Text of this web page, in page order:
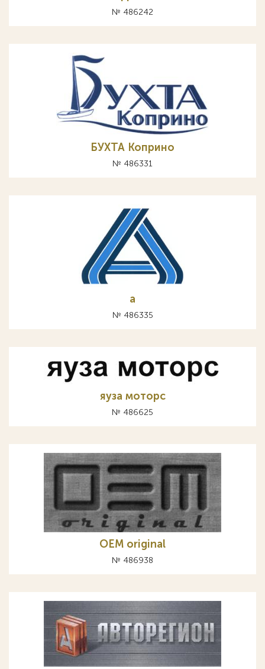
№ 486242
БУХТА Коприно
№ 486331
а
№ 486335
яуза моторс
№ 486625
OEM original
№ 486938